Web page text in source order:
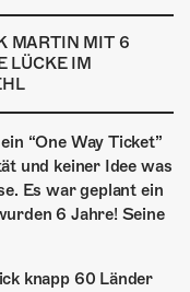
MARTIN MIT 6
LÜCKE IM
“One Way Ticket”
und keiner Idee was
Es war geplant ein
6 Jahre! Seine
knapp 60 Länder